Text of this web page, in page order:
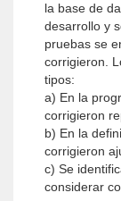
la base de
desarrollo y
pruebas se
corrigieron.
tipos:
a) En la
corrigieron
b) En la
corrigieron
c) Se
considerar